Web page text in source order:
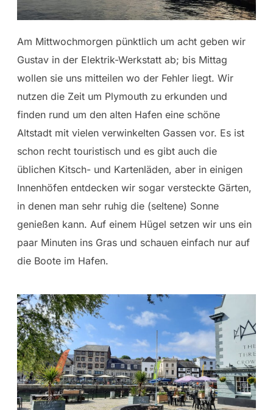
Am Mittwochmorgen pünktlich um acht geben wir
Gustav in der Elektrik-Werkstatt ab; bis Mittag
wollen sie uns mitteilen wo der Fehler liegt. Wir
nutzen die Zeit um Plymouth zu erkunden und
finden rund um den alten Hafen eine schöne
Altstadt mit vielen verwinkelten Gassen vor. Es ist
schon recht touristisch und es gibt auch die
üblichen Kitsch- und Kartenläden, aber in einigen
Innenhöfen entdecken wir sogar versteckte Gärten,
in denen man sehr ruhig die (seltene) Sonne
genießen kann. Auf einem Hügel setzen wir uns ein
paar Minuten ins Gras und schauen einfach nur auf
die Boote im Hafen.